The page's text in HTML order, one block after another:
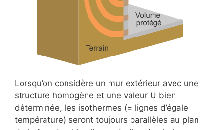
Lorsqu’on considère un mur extérieur avec une
structure homogène et une valeur U bien
déterminée, les isothermes (= lignes d’égale
température) seront toujours parallèles au plan